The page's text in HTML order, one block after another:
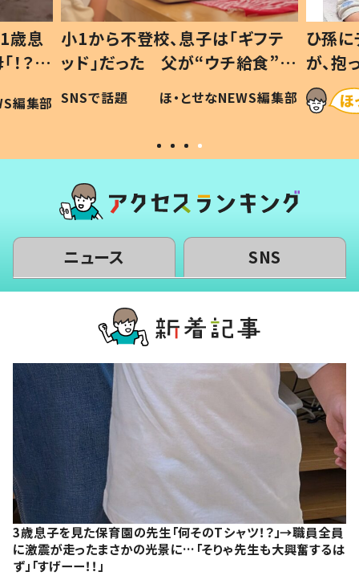
歳息
？」
編集部
小1から不登校、息子は「ギフテ
ッド」だった 父が“ウチ給食”を
作り続ける理由とは #令和の親
#令和の子
SNSで話題 ほ・とせなNEWS編集部
ひ孫
が、
「涙が
い」
ニュース SNS
3歳息子を見た保育園の先生「何そのTシャツ！？」→職員全員
に激震が走ったまさかの光景に…「そりゃ先生も大興奮するは
ず」「すげーー！！」